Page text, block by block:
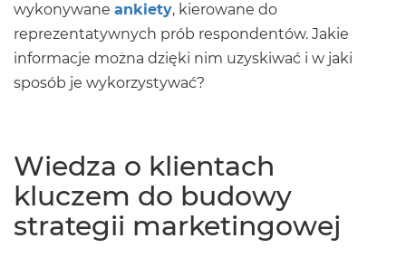
wykonywane ankiety, kierowane do
reprezentatywnych prób respondentów. Jakie
informacje można dzięki nim uzyskiwać i w jaki
sposób je wykorzystywać?
Wiedza o klientach
kluczem do budowy
strategii marketingowej